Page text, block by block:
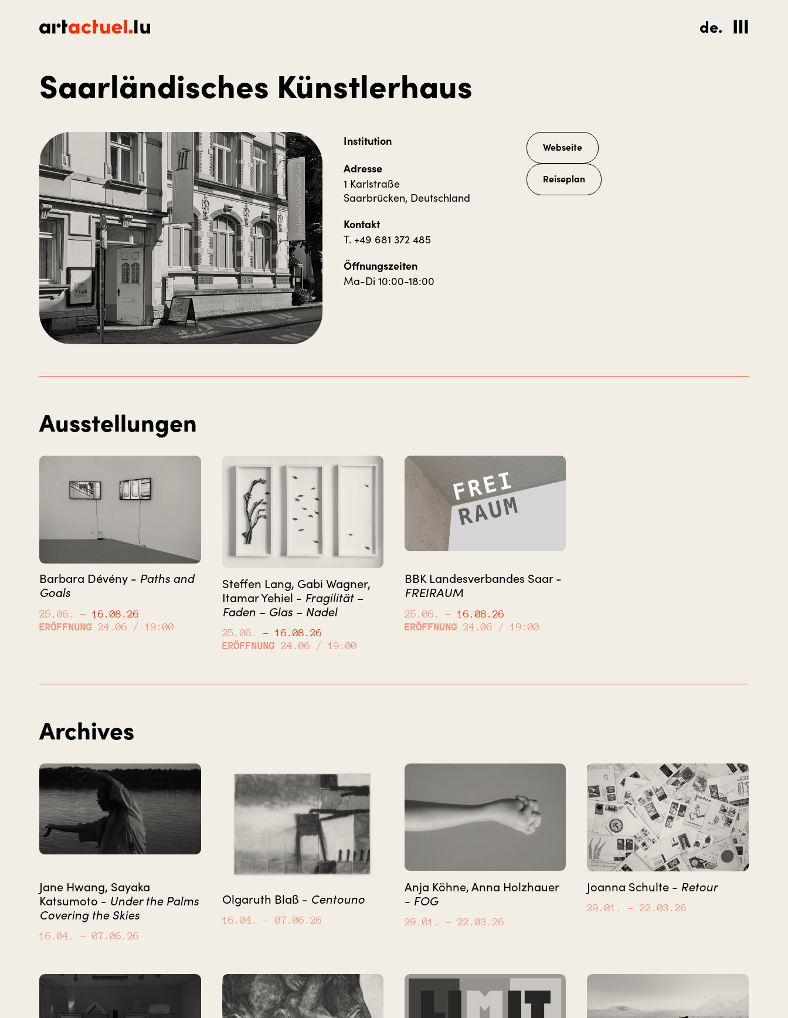
de.
Saarländisches Künstlerhaus
Institution
Adresse
1 Karlstraße
Saarbrücken, Deutschland
Kontakt
T. +49 681 372 485
Öffnungszeiten
Ma-Di 10:00-18:00
Webseite
Reiseplan
Ausstellungen
Barbara Dévény - Paths and
Goals
25.06.
– 16.08.26
ERÖFFNUNG 24.06 / 19:00
Steffen Lang, Gabi Wagner,
Itamar Yehiel - Fragilität –
Faden – Glas – Nadel
25.06.
– 16.08.26
ERÖFFNUNG 24.06 / 19:00
BBK Landesverbandes Saar -
FREIRAUM
25.06.
– 16.08.26
ERÖFFNUNG 24.06 / 19:00
Archives
Jane Hwang, Sayaka
Katsumoto - Under the Palms
Covering the Skies
16.04. – 07.06.26
Olgaruth Blaß - Centouno
16.04. – 07.06.26
Anja Köhne, Anna Holzhauer
- FOG
29.01. – 22.03.26
Joanna Schulte - Retour
29.01. – 22.03.26